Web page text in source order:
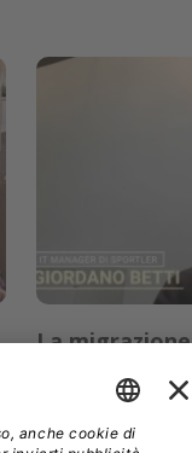
La
di Aruba:
Di cosa parliamo
che il cloud offre